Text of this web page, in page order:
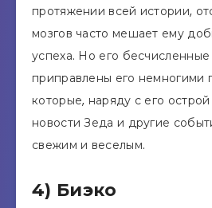
протяжении всей истории,
мозгов часто мешает ему
успеха. Но его
приправлены его немногими
которые, наряду с его
новости Зеда и другие
свежим и веселым.
4) Биэко